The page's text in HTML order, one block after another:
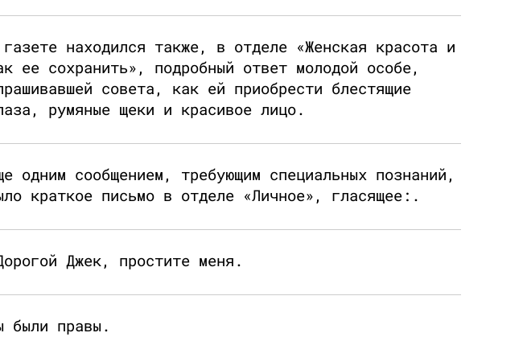
находился также, в отделе «Женская красота и
ее сохранить», подробный ответ молодой особе,
совета, как ей приобрести блестящие
румяные щеки и красивое лицо.
одним сообщением, требующим специальных познаний,
краткое письмо в отделе «Личное», гласящее:.
Джек, простите меня.
были правы.